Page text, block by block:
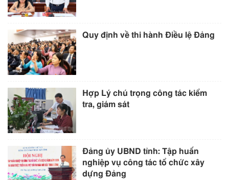
Quy định về thi hành Điều lệ Đảng
Hợp Lý chú trọng công tác kiểm
tra, giám sát
Đảng ủy UBND tỉnh: Tập huấn
nghiệp vụ công tác tổ chức xây
dựng Đảng